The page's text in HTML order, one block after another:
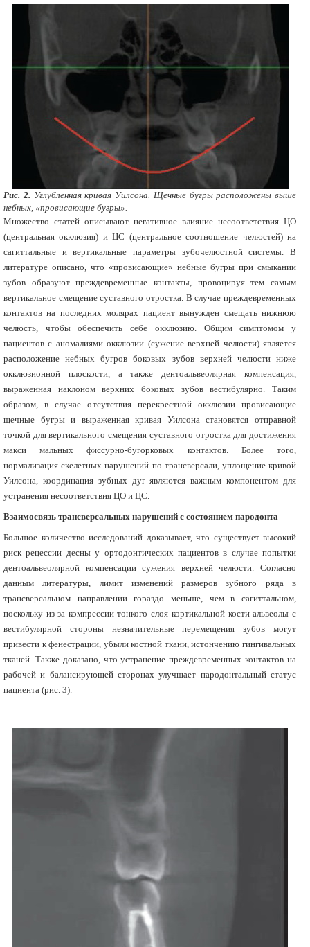
Рис. 2. Углубленная кривая Уилсона. Щечные бугры расположены выше
небных, «провисающие бугры».
Множество статей описывают негативное влияние несоответствия ЦО
(центральная окклюзия) и ЦС (центральное соотношение челюстей) на
сагиттальные и вертикальные параметры зубочелюстной системы. В
литературе описано, что «провисающие» небные бугры при смыкании
зубов образуют преждевременные контакты, провоцируя тем самым
вертикальное смещение суставного отростка. В случае преждевременных
контактов на последних молярах пациент вынужден смещать нижнюю
челюсть, чтобы обеспечить себе окклюзию. Общим симптомом у
пациентов с аномалиями окклюзии (сужение верхней челюсти) является
расположение небных бугров боковых зубов верхней челюсти ниже
окклюзионной плоскости, а также дентоальвеолярная компенсация,
выраженная наклоном верхних боковых зубов вестибулярно. Таким
образом, в случае отсутствия перекрестной окклюзии провисающие
щечные бугры и выраженная кривая Уилсона становятся отправной
точкой для вертикального смещения суставного отростка для достижения
макси мальных фиссурно-бугорковых контактов. Более того,
нормализация скелетных нарушений по трансверсали, уплощение кривой
Уилсона, координация зубных дуг являются важным компонентом для
устранения несоответствия ЦО и ЦС.
Взаимосвязь трансверсальных нарушений с состоянием пародонта
Большое количество исследований доказывает, что существует высокий
риск рецессии десны у ортодонтических пациентов в случае попытки
дентоальвеолярной компенсации сужения верхней челюсти. Согласно
данным литературы, лимит изменений размеров зубного ряда в
трансверсальном направлении гораздо меньше, чем в сагиттальном,
поскольку из-за компрессии тонкого слоя кортикальной кости альвеолы с
вестибулярной стороны незначительные перемещения зубов могут
привести к фенестрации, убыли костной ткани, истончению гингивальных
тканей. Также доказано, что устранение преждевременных контактов на
рабочей и балансирующей сторонах улучшает пародонтальный статус
пациента (рис. 3).